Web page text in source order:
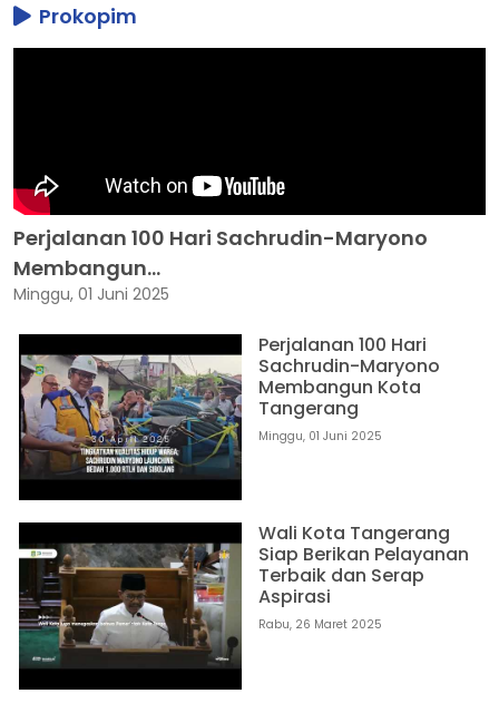
Prokopim
Perjalanan 100 Hari Sachrudin-Maryono
Membangun...
Minggu, 01 Juni 2025
Perjalanan 100 Hari
Sachrudin-Maryono
Membangun Kota
Tangerang
Minggu, 01 Juni 2025
Wali Kota Tangerang
Siap Berikan Pelayanan
Terbaik dan Serap
Aspirasi
Rabu, 26 Maret 2025